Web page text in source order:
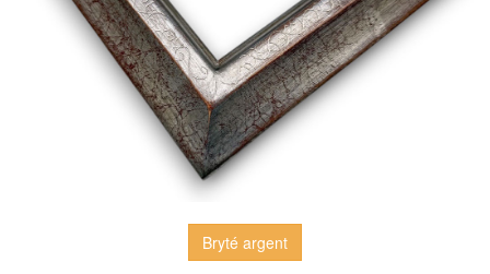
Bryté argent